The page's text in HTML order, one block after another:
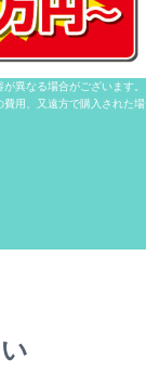
異なる場合がございます。
用、又遠方で購入された場